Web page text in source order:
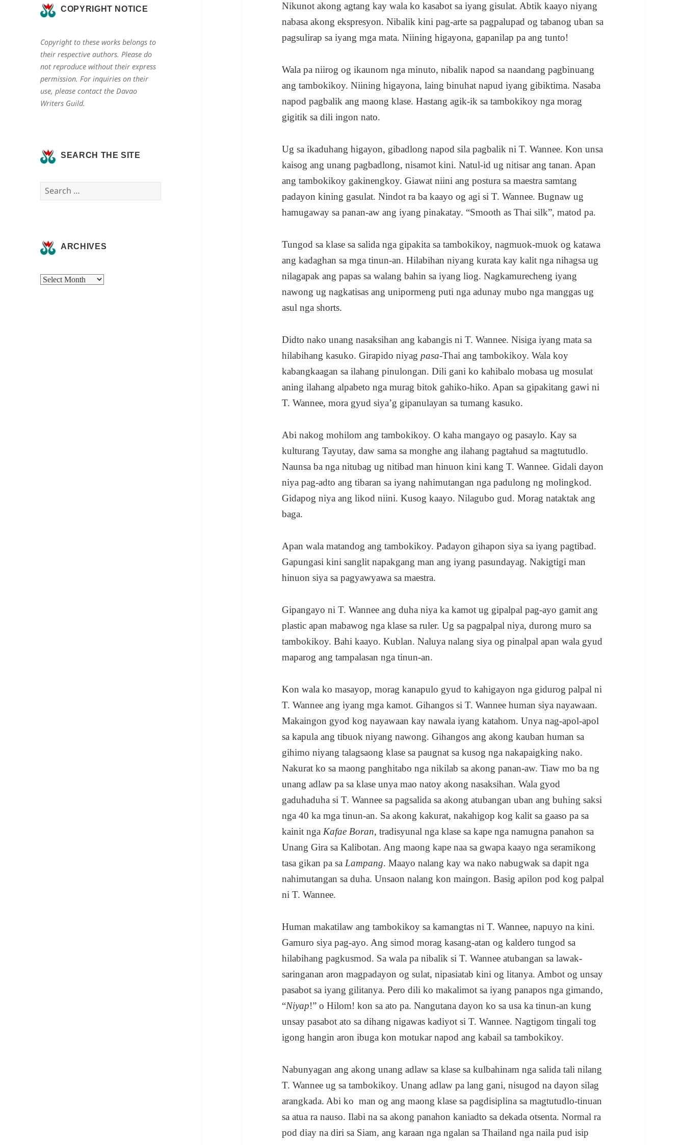
COPYRIGHT NOTICE
Copyright to these works belongs to
their respective authors. Please do
not reproduce without their express
permission. For inquiries on their
use, please contact the Davao
Writers Guild.
SEARCH THE SITE
Search
for:
ARCHIVES
Archives
Nikunot akong agtang kay wala ko kasabot sa iyang gisulat. Abtik kaayo niyang
nabasa akong ekspresyon. Nibalik kini pag-arte sa pagpalupad og tabanog uban sa
pagsulirap sa iyang mga mata. Niining higayona, gapanilap pa ang tunto!
Wala pa niirog og ikaunom nga minuto, nibalik napod sa naandang pagbinuang
ang tambokikoy. Niining higayona, laing binuhat napud iyang gibiktima. Nasaba
napod pagbalik ang maong klase. Hastang agik-ik sa tambokikoy nga morag
gigitik sa dili ingon nato.
Ug sa ikaduhang higayon, gibadlong napod sila pagbalik ni T. Wannee. Kon unsa
kaisog ang unang pagbadlong, nisamot kini. Natul-id ug nitisar ang tanan. Apan
ang tambokikoy gakinengkoy. Giawat niini ang postura sa maestra samtang
padayon kining gasulat. Nindot ra ba kaayo og agi si T. Wannee. Bugnaw ug
hamugaway sa panan-aw ang iyang pinakatay. “Smooth as Thai silk”, matod pa.
Tungod sa klase sa salida nga gipakita sa tambokikoy, nagmuok-muok og katawa
ang kadaghan sa mga tinun-an. Hilabihan niyang kurata kay kalit nga nihagsa ug
nilagapak ang papas sa walang bahin sa iyang liog. Nagkamurecheng iyang
nawong ug nagkatisas ang unipormeng puti nga adunay mubo nga manggas ug
asul nga shorts.
Didto nako unang nasaksihan ang kabangis ni T. Wannee. Nisiga iyang mata sa
hilabihang kasuko. Girapido niyag pasa-Thai ang tambokikoy. Wala koy
kabangkaagan sa ilahang pinulongan. Dili gani ko kahibalo mobasa ug mosulat
aning ilahang alpabeto nga murag bitok gahiko-hiko. Apan sa gipakitang gawi ni
T. Wannee, mora gyud siya’g gipanulayan sa tumang kasuko.
Abi nakog mohilom ang tambokikoy. O kaha mangayo og pasaylo. Kay sa
kulturang Tayutay, daw sama sa monghe ang ilahang pagtahud sa magtutudlo.
Naunsa ba nga nitubag ug nitibad man hinuon kini kang T. Wannee. Gidali dayon
niya pag-adto ang tibaran sa iyang nahimutangan nga padulong ng molingkod.
Gidapog niya ang likod niini. Kusog kaayo. Nilagubo gud. Morag nataktak ang
baga.
Apan wala matandog ang tambokikoy. Padayon gihapon siya sa iyang pagtibad.
Gapungasi kini sanglit napakgang man ang iyang pasundayag. Nakigtigi man
hinuon siya sa pagyawyawa sa maestra.
Gipangayo ni T. Wannee ang duha niya ka kamot ug gipalpal pag-ayo gamit ang
plastic apan mabawog nga klase sa ruler. Ug sa pagpalpal niya, durong muro sa
tambokikoy. Bahi kaayo. Kublan. Naluya nalang siya og pinalpal apan wala gyud
maparog ang tampalasan nga tinun-an.
Kon wala ko masayop, morag kanapulo gyud to kahigayon nga gidurog palpal ni
T. Wannee ang iyang mga kamot. Gihangos si T. Wannee human siya nayawaan.
Makaingon gyod kog nayawaan kay nawala iyang katahom. Unya nag-apol-apol
sa kapula ang tibuok niyang nawong. Gihangos ang akong kauban human sa
gihimo niyang talagsaong klase sa paugnat sa kusog nga nakapaigking nako.
Nakurat ko sa maong panghitabo nga nikilab sa akong panan-aw. Tiaw mo ba ng
unang adlaw pa sa klase unya mao natoy akong nasaksihan. Wala gyod
gaduhaduha si T. Wannee sa pagsalida sa akong atubangan uban ang buhing saksi
nga 40 ka mga tinun-an. Sa akong kakurat, nakahigop kog kalit sa gaaso pa sa
kainit nga Kafae Boran, tradisyunal nga klase sa kape nga namugna panahon sa
Unang Gira sa Kalibotan. Ang maong kape naa sa gwapa kaayo nga seramikong
tasa gikan pa sa Lampang. Maayo nalang kay wa nako nabugwak sa dapit nga
nahimutangan sa duha. Unsaon nalang kon maingon. Basig apilon pod kog palpal
ni T. Wannee.
Human makatilaw ang tambokikoy sa kamangtas ni T. Wannee, napuyo na kini.
Gamuro siya pag-ayo. Ang simod morag kasang-atan og kaldero tungod sa
hilabihang pagkusmod. Sa wala pa nibalik si T. Wannee atubangan sa lawak-
saringanan aron magpadayon og sulat, nipasiatab kini og litanya. Ambot og unsay
pasabot sa iyang gilitanya. Pero dili ko makalimot sa iyang panapos nga gimando,
“Niyap!” o Hilom! kon sa ato pa. Nangutana dayon ko sa usa ka tinun-an kung
unsay pasabot ato sa dihang nigawas kadiyot si T. Wannee. Nagtigom tingali tog
igong hangin aron ibuga kon motukar napod ang kabail sa tambokikoy.
Nabunyagan ang akong unang adlaw sa klase sa kulbahinam nga salida tali nilang
T. Wannee ug sa tambokikoy. Unang adlaw pa lang gani, nisugod na dayon silag
arangkada. Abi ko man og ang maong klase sa pagdisiplina sa magtutudlo-tinuan
sa atua ra nauso. Ilabi na sa akong panahon kaniadto sa dekada otsenta. Normal ra
pod diay na diri sa Siam, ang karaan nga ngalan sa Thailand nga naila pud isip